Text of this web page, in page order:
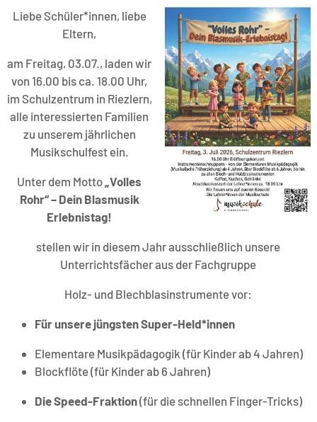
Liebe Schüler*innen, liebe
Eltern,
am Freitag, 03.07., laden wir
von 16.00 bis ca. 18.00 Uhr,
im Schulzentrum in Riezlern,
alle interessierten Familien
zu unserem jährlichen
Musikschulfest ein.
Unter dem Motto „Volles
Rohr“ – Dein Blasmusik
Erlebnistag!
stellen wir in diesem Jahr ausschließlich unsere
Unterrichtsfächer aus der Fachgruppe
Holz- und Blechblasinstrumente vor:
Für unsere jüngsten Super-Held*innen
Elementare Musikpädagogik (für Kinder ab 4 Jahren)
Blockflöte (für Kinder ab 6 Jahren)
Die Speed-Fraktion(für die schnellen Finger-Tricks)